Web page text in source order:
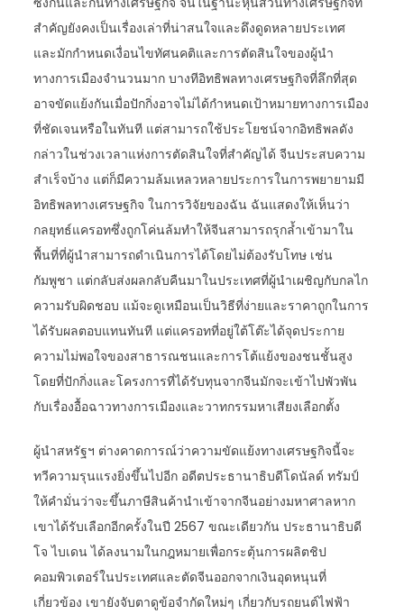
สำคัญยังคงเป็นเรื่องเล่าที่น่าสนใจและดึงดูดหลายประเทศ
และมักกำหนดเงื่อนไขทัศนคติและการตัดสินใจของผู้นำ
ทางการเมืองจำนวนมาก บางทีอิทธิพลทางเศรษฐกิจที่ลึกที่สุด
อาจขัดแย้งกันเมื่อปักกิ่งอาจไม่ได้กำหนดเป้าหมายทางการเมือง
ที่ชัดเจนหรือในทันที แต่สามารถใช้ประโยชน์จากอิทธิพลดัง
กล่าวในช่วงเวลาแห่งการตัดสินใจที่สำคัญได้ จีนประสบความ
สำเร็จบ้าง แต่ก็มีความล้มเหลวหลายประการในการพยายามมี
อิทธิพลทางเศรษฐกิจ ในการวิจัยของฉัน ฉันแสดงให้เห็นว่า
กลยุทธ์แครอทซึ่งถูกโค่นล้มทำให้จีนสามารถรุกล้ำเข้ามาใน
พื้นที่ที่ผู้นำสามารถดำเนินการได้โดยไม่ต้องรับโทษ เช่น
กัมพูชา แต่กลับส่งผลกลับคืนมาในประเทศที่ผู้นำเผชิญกับกลไก
ความรับผิดชอบ แม้จะดูเหมือนเป็นวิธีที่ง่ายและราคาถูกในการ
ได้รับผลตอบแทนทันที แต่แครอทที่อยู่ใต้โต๊ะได้จุดประกาย
ความไม่พอใจของสาธารณชนและการโต้แย้งของชนชั้นสูง
โดยที่ปักกิ่งและโครงการที่ได้รับทุนจากจีนมักจะเข้าไปพัวพัน
กับเรื่องอื้อฉาวทางการเมืองและวาทกรรมหาเสียงเลือกตั้ง
ผู้นำสหรัฐฯ ต่างคาดการณ์ว่าความขัดแย้งทางเศรษฐกิจนี้จะ
ทวีความรุนแรงยิ่งขึ้นไปอีก อดีตประธานาธิบดีโดนัลด์ ทรัมป์
ให้คำมั่นว่าจะขึ้นภาษีสินค้านำเข้าจากจีนอย่างมหาศาลหาก
เขาได้รับเลือกอีกครั้งในปี 2567 ขณะเดียวกัน ประธานาธิบดี
โจ ไบเดน ได้ลงนามในกฎหมายเพื่อกระตุ้นการผลิตชิป
คอมพิวเตอร์ในประเทศและตัดจีนออกจากเงินอุดหนุนที่
เกี่ยวข้อง เขายังจับตาดูข้อจำกัดใหม่ๆ เกี่ยวกับรถยนต์ไฟฟ้า